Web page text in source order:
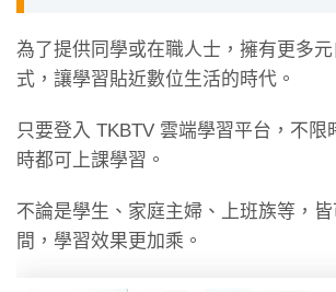
為了提供同學或在職人士，擁有更多
式，讓學習貼近數位生活的時代。
只要登入 TKBTV 雲端學習平台，不限
時都可上課學習。
不論是學生、家庭主婦、上班族等，
間，學習效果更加乘。